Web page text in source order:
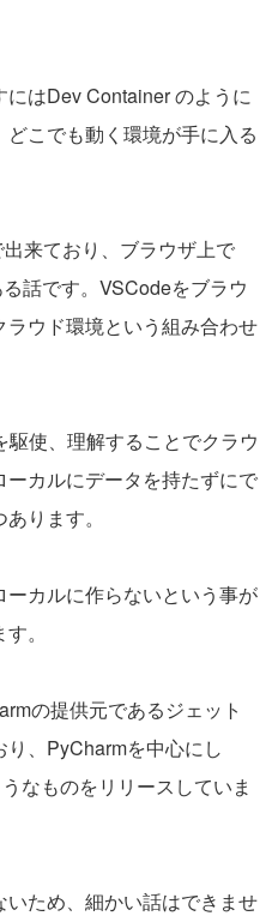
はDev Container のように
こでも動く環境が手に入る
来ており、ブラウザ上で
話です。VSCodeをブラウ
ウド環境という組み合わせ
使、理解することでクラウ
ーカルにデータを持たずにで
ります。
カルに作らないという事が
。
の提供元であるジェット
、PyCharmを中心にし
なものをリリースしていま
ため、細かい話はできませ